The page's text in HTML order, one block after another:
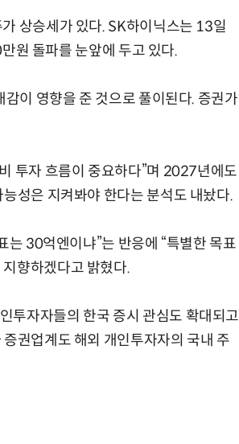
상승세가 있다. SK하이닉스는 13일
원 돌파를 눈앞에 두고 있다.
이 영향을 준 것으로 풀이된다. 증권가
투자 흐름이 중요하다”며 2027년에도
성은 지켜봐야 한다는 분석도 내놨다.
는 30억엔이냐”는 반응에 “특별한 목표
향하겠다고 밝혔다.
투자자들의 한국 증시 관심도 확대되고
권업계도 해외 개인투자자의 국내 주